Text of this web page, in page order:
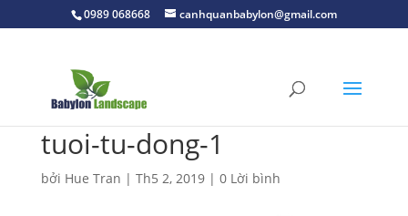
0989 068668 canhquanbabylon@gmail.com
tuoi-tu-dong-1
bởi Hue Tran | Th5 2, 2019| 0 Lời bình